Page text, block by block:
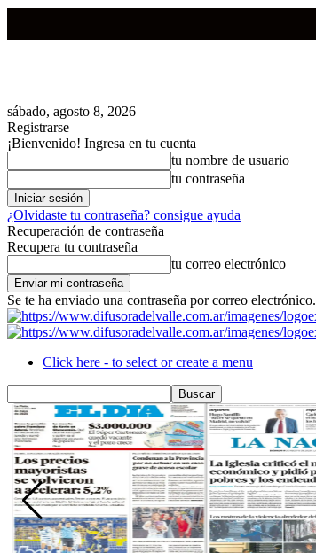
sábado, agosto 8, 2026
Registrarse
¡Bienvenido! Ingresa en tu cuenta
tu nombre de usuario
tu contraseña
¿Olvidaste tu contraseña? consigue ayuda
Recuperación de contraseña
Recupera tu contraseña
tu correo electrónico
Se te ha enviado una contraseña por correo electrónico.
Click here - to select or create a menu